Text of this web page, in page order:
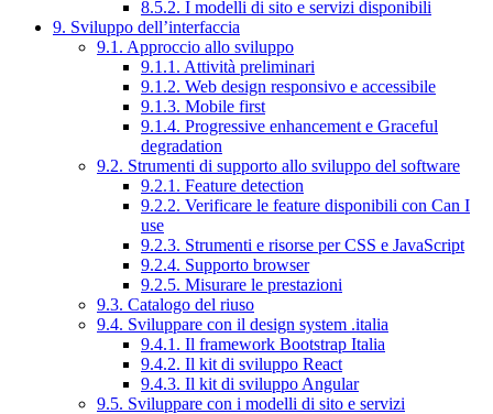
8.5.2. I modelli di sito e servizi disponibili
9. Sviluppo dell’interfaccia
9.1. Approccio allo sviluppo
9.1.1. Attività preliminari
9.1.2. Web design responsivo e accessibile
9.1.3. Mobile first
9.1.4. Progressive enhancement e Graceful
degradation
9.2. Strumenti di supporto allo sviluppo del software
9.2.1. Feature detection
9.2.2. Verificare le feature disponibili con Can I
use
9.2.3. Strumenti e risorse per CSS e JavaScript
9.2.4. Supporto browser
9.2.5. Misurare le prestazioni
9.3. Catalogo del riuso
9.4. Sviluppare con il design system .italia
9.4.1. Il framework Bootstrap Italia
9.4.2. Il kit di sviluppo React
9.4.3. Il kit di sviluppo Angular
9.5. Sviluppare con i modelli di sito e servizi